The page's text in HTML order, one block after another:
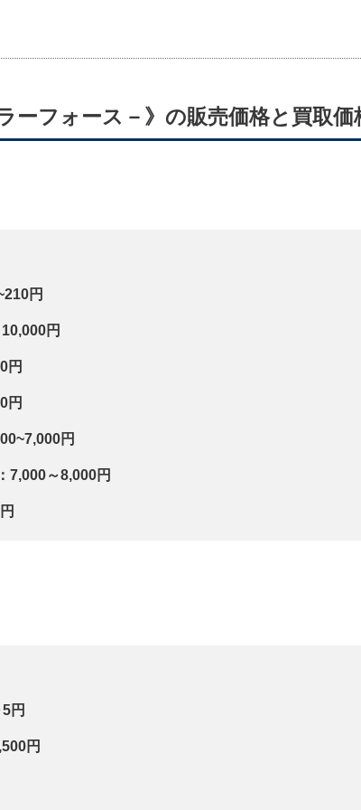
ーフォース－》の販売価格と買取価
円
円
円
円
円
7,000～8,000円
円
円